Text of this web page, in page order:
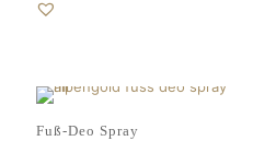
Fuß-Deo Spray